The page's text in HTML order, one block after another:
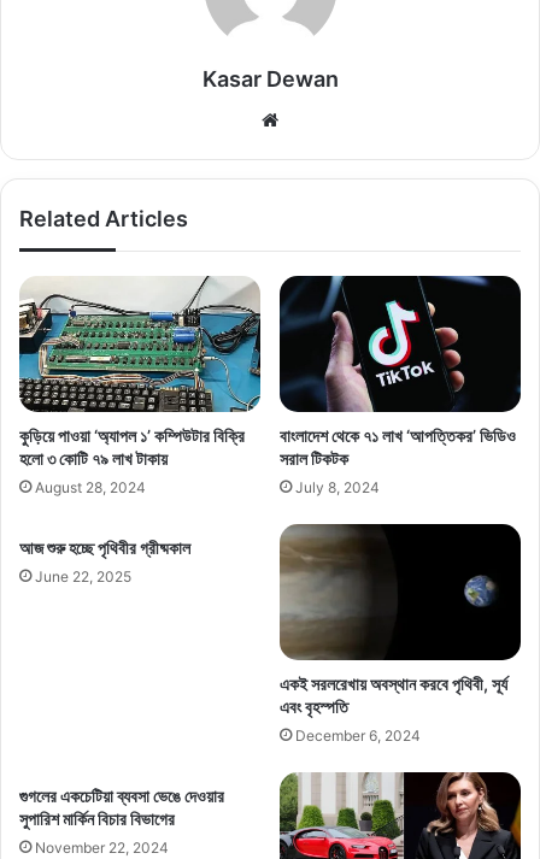
Kasar Dewan
Related Articles
কুড়িয়ে পাওয়া ‘অ্যাপল ১’ কম্পিউটার বিক্রি
হলো ৩ কোটি ৭৯ লাখ টাকায়
August 28, 2024
বাংলাদেশ থেকে ৭১ লাখ ‘আপত্তিকর’ ভিডিও
সরাল টিকটক
July 8, 2024
আজ শুরু হচ্ছে পৃথিবীর গ্রীষ্মকাল
June 22, 2025
একই সরলরেখায় অবস্থান করবে পৃথিবী, সূর্য
এবং বৃহস্পতি
December 6, 2024
গুগলের একচেটিয়া ব্যবসা ভেঙে দেওয়ার
সুপারিশ মার্কিন বিচার বিভাগের
November 22, 2024